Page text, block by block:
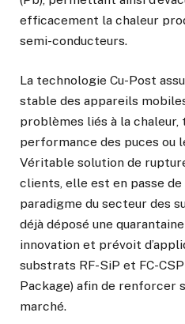
efficacement la chaleur
semi-conducteurs.
La technologie Cu-Post
stable des appareils
problèmes liés à la chaleur,
performance des puces ou
Véritable solution de
clients, elle est en passe
paradigme du secteur des
déjà déposé une
innovation et prévoit
substrats RF-SiP et FC-
Package) afin de renforcer
marché.